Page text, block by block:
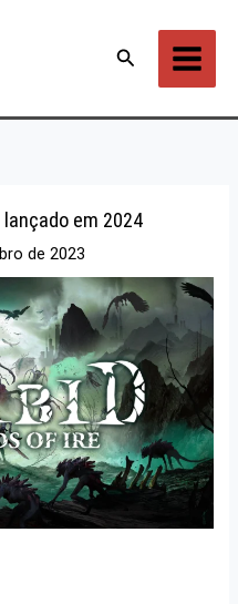
Pesquisar
em 2024
de 2023